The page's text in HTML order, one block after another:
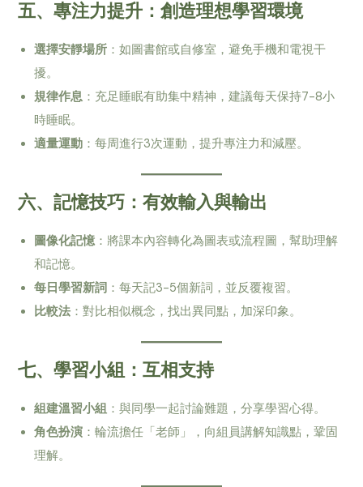
五、專注力提升：創造理想學習環境
選擇安靜場所 ：如圖書館或自修室，避免手機和電視干
擾。
規律作息 ：充足睡眠有助集中精神，建議每天保持7-8小
時睡眠。
適量運動 ：每周進行3次運動，提升專注力和減壓。
六、記憶技巧：有效輸入與輸出
圖像化記憶 ：將課本內容轉化為圖表或流程圖，幫助理解
和記憶。
每日學習新詞 ：每天記3-5個新詞，並反覆複習。
比較法 ：對比相似概念，找出異同點，加深印象。
七、學習小組：互相支持
組建溫習小組 ：與同學一起討論難題，分享學習心得。
角色扮演 ：輪流擔任「老師」，向組員講解知識點，鞏固
理解。